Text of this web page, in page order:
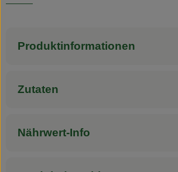
Produktinformationen
Zutaten
Nährwert-Info